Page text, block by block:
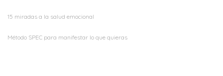
15 miradas a la salud emocional
Método SPEC para manifestar lo que quieras